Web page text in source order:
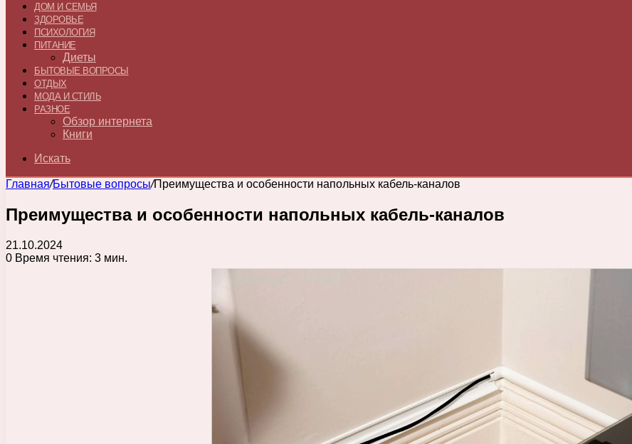
ДОМ И СЕМЬЯ
ЗДОРОВЬЕ
ПСИХОЛОГИЯ
ПИТАНИЕ
Диеты
БЫТОВЫЕ ВОПРОСЫ
ОТДЫХ
МОДА И СТИЛЬ
РАЗНОЕ
Обзор интернета
Книги
Искать
Главная/Бытовые вопросы/Преимущества и особенности напольных кабель-каналов
Преимущества и особенности напольных кабель-каналов
21.10.2024
0 Время чтения: 3 мин.